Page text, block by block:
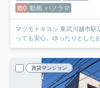
敷0 動画 パノラマ
マツモトキヨシ 東武川越市
っても安心。ゆったりとした
賃貸マンション